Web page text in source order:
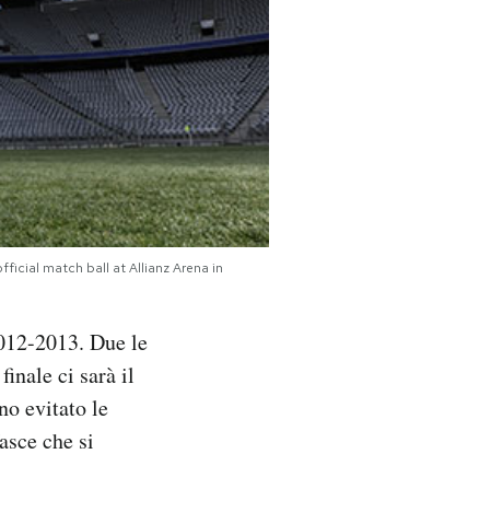
match ball at Allianz Arena in
2013. Due le
ci sarà il
evitato le
che si